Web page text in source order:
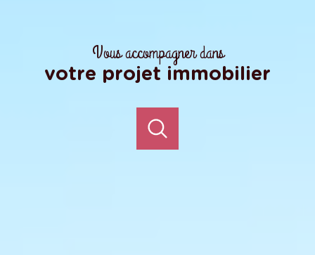
Vous accompagner dans
votre projet immobilier